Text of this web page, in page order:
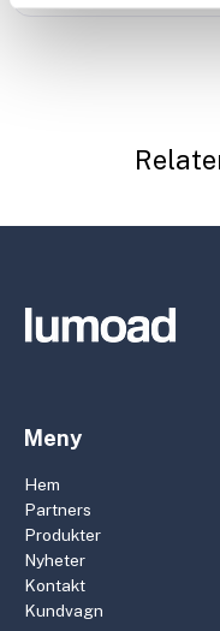
Meny
Hem
Partners
Produkter
Nyheter
Kontakt
Kundvagn